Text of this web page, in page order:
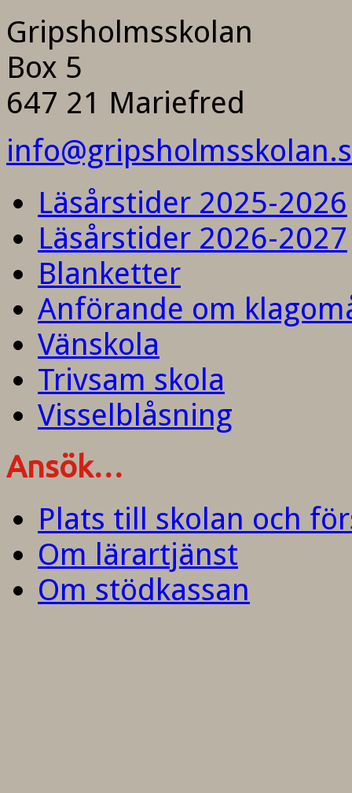
Gripsholmsskolan
Box 5
647 21 Mariefred
Läsårstider 2025-2026
Läsårstider 2026-2027
Blanketter
Anförande om
Vänskola
Trivsam skola
Visselblåsning
Ansök…
Plats till skolan och
Om lärartjänst
Om stödkassan